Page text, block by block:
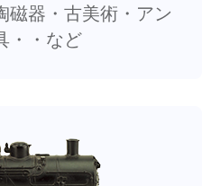
磁器・古美術・アン
・・など